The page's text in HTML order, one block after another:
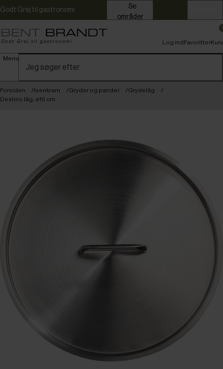
Godt Grej til gastronomi
områder
Menu
Log indFavoritterKurv
Forsiden Isenkram Gryder og pander
Grydelåg
Destino låg, ø16 cm